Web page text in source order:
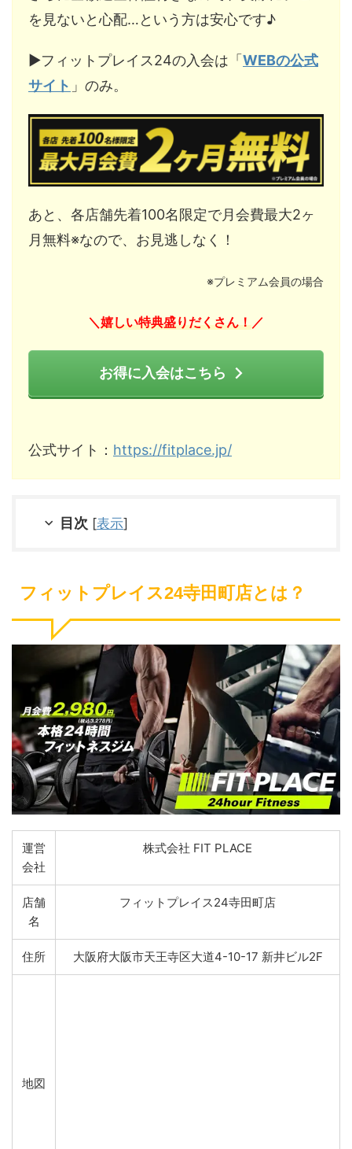
を見ないと心配…という方は安心です♪
▶︎フィットプレイス24の入会は「 WEBの公式
サイト 」のみ。
あと、各店舗先着100名限定で月会費最大2ヶ
月無料※なので、お見逃しなく！
※プレミアム会員の場合
＼ 嬉しい特典盛りだくさん！ ／
お得に入会はこちら
公式サイト： https://fitplace.jp/
目次 [表示]
フィットプレイス24寺田町店とは？
運営
会社
株式会社 FIT PLACE
店舗
名
フィットプレイス24寺田町店
住所 大阪府大阪市天王寺区大道4-10-17 新井ビル2F
地図